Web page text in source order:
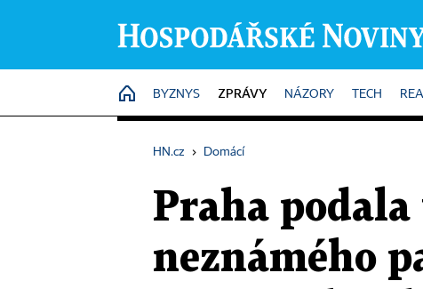
HOME
BYZNYS ZPRÁVY NÁZORY TECH
HN.cz › Domácí
Praha
neznámého